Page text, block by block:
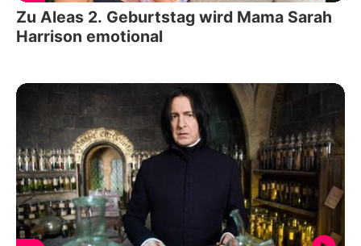
Zu Aleas 2. Geburtstag wird Mama Sarah
Harrison emotional